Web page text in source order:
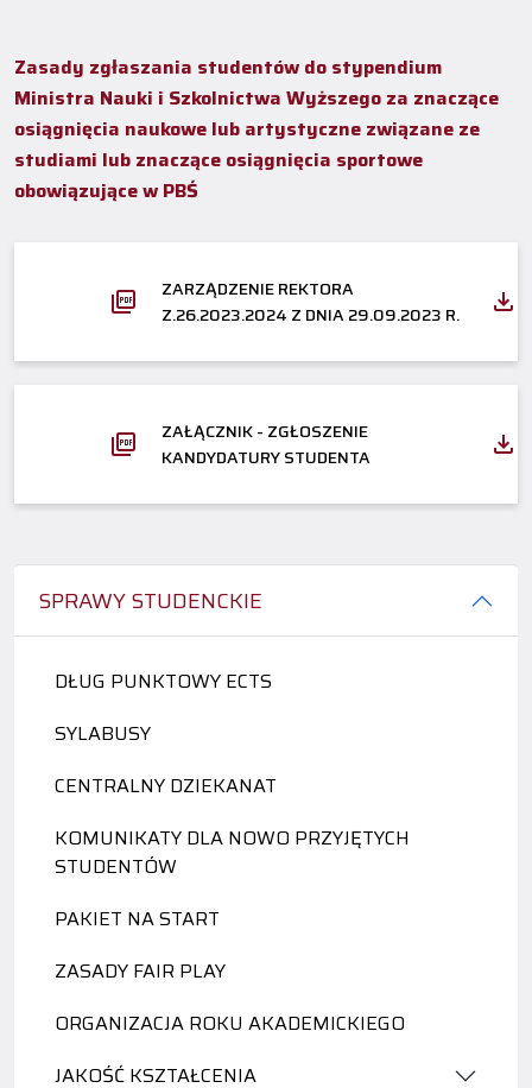
SPRAWY STUDENCKIE
DŁUG PUNKTOWY ECTS
SYLABUSY
CENTRALNY DZIEKANAT
KOMUNIKATY DLA NOWO PRZYJĘTYCH
STUDENTÓW
PAKIET NA START
ZASADY FAIR PLAY
ORGANIZACJA ROKU AKADEMICKIEGO
JAKOŚĆ KSZTAŁCENIA
Zasady zgłaszania studentów do stypendium
Ministra Nauki i Szkolnictwa Wyższego za znaczące
osiągnięcia naukowe lub artystyczne związane ze
studiami lub znaczące osiągnięcia sportowe
obowiązujące w PBŚ
ZARZĄDZENIE REKTORA
Z.26.2023.2024 Z DNIA 29.09.2023 R.
ZAŁĄCZNIK - ZGŁOSZENIE
KANDYDATURY STUDENTA